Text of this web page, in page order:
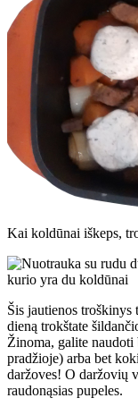
Kai koldūnai iškeps,
Šis jautienos troškinys
dieną trokštate
Žinoma, galite
pradžioje) arba bet
daržoves! O daržovių
raudonąsias pupeles.